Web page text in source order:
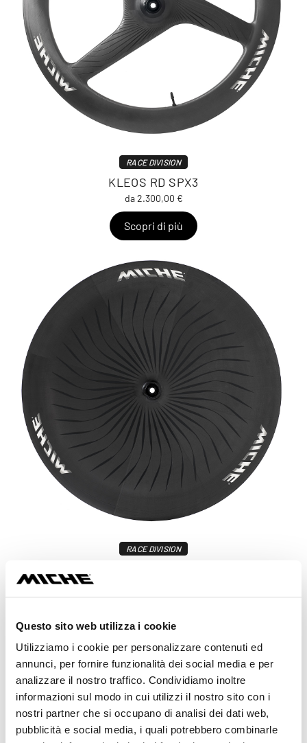
Questo sito web utilizza i cookie
Utilizziamo i cookie per personalizzare contenuti ed
annunci, per fornire funzionalità dei social media e per
analizzare il nostro traffico. Condividiamo inoltre
informazioni sul modo in cui utilizzi il nostro sito con i
nostri partner che si occupano di analisi dei dati web,
pubblicità e social media, i quali potrebbero combinarle
RACE DIVISION
KLEOS RD SPX3
da 2.300,00 €
Scopri di più
RACE DIVISION